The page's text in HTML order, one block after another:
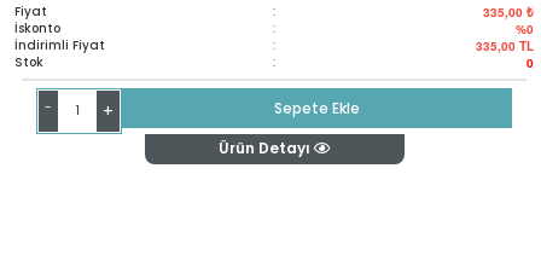
Fiyat : 335,00 ₺
İskonto : %0
İndirimli Fiyat : 335,00 TL
Stok : 0
- +
Sepete Ekle
Ürün Detayı